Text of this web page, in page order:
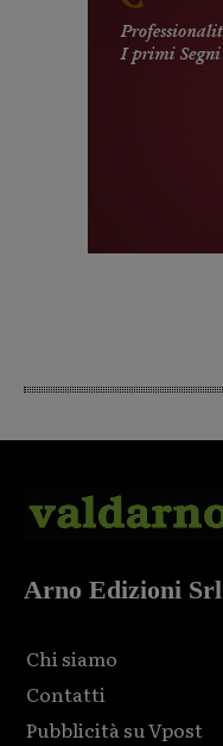
Arno Edizioni Srl
Chi siamo
Contatti
Pubblicità su Vpost